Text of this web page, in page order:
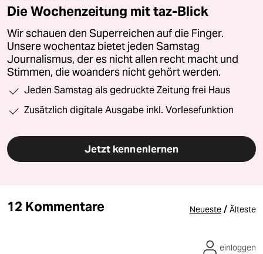
Die Wochenzeitung mit taz-Blick
Wir schauen den Superreichen auf die Finger.
Unsere wochentaz bietet jeden Samstag
Journalismus, der es nicht allen recht macht und
Stimmen, die woanders nicht gehört werden.
Jeden Samstag als gedruckte Zeitung frei Haus
Zusätzlich digitale Ausgabe inkl. Vorlesefunktion
Jetzt kennenlernen
12 Kommentare Neueste / Älteste
einloggen